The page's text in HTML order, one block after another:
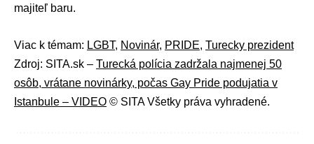
majiteľ baru.
Viac k témam: LGBT, Novinár, PRIDE, Turecky prezident
Zdroj: SITA.sk – Turecká polícia zadržala najmenej 50
osôb, vrátane novinárky, počas Gay Pride podujatia v
Istanbule – VIDEO © SITA Všetky práva vyhradené.